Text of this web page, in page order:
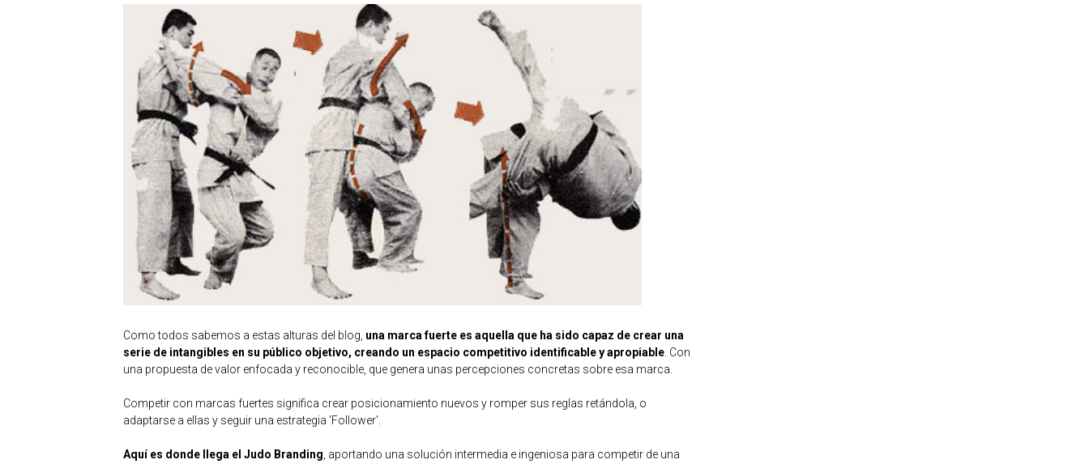
Como todos sabemos a estas alturas del blog, una marca fuerte es aquella que ha sido capaz de crear una
serie de intangibles en su público objetivo, creando un espacio competitivo identificable y apropiable . Con
una propuesta de valor enfocada y reconocible, que genera unas percepciones concretas sobre esa marca.
Competir con marcas fuertes significa crear posicionamiento nuevos y romper sus reglas retándola, o
adaptarse a ellas y seguir una estrategia 'Follower'.
Aquí es donde llega el Judo Branding , aportando una solución intermedia e ingeniosa para competir de una